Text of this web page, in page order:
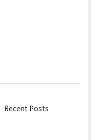
Recent Posts